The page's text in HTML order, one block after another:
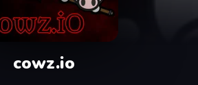
cowz.io